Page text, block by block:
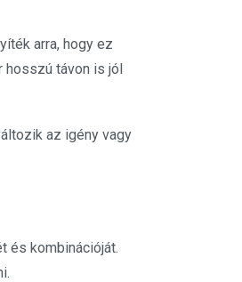
arra, hogy ez
hosszú távon is jól
az igény vagy
és kombinációját.